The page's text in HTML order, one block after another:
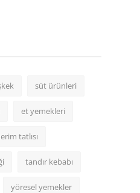
süt ürünleri
et yemekleri
tatlısı
tandır kebabı
yöresel yemekler